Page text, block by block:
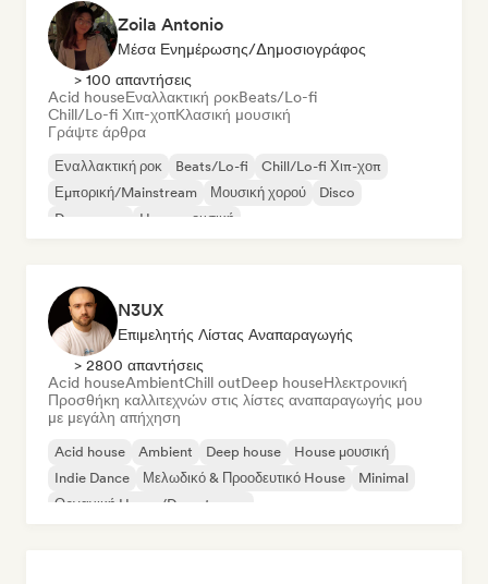
Zoila Antonio
Μέσα Ενημέρωσης/Δημοσιογράφος
> 100 απαντήσεις
Acid houseΕναλλακτική ροκBeats/Lo-fi
Chill/Lo-fi Χιπ-χοπΚλασική μουσική
Γράψτε άρθρα
Εναλλακτική ροκ Beats/Lo-fi
Chill/Lo-fi Χιπ-χοπ
Εμπορική/Mainstream
Μουσική χορού
Disco
Dream pop
House μουσική
N3UX
Επιμελητής Λίστας Αναπαραγωγής
> 2800 απαντήσεις
Acid houseAmbientChill outDeep houseΗλεκτρονική
Προσθήκη καλλιτεχνών στις λίστες αναπαραγωγής μου
με μεγάλη απήχηση
Acid house Ambient Deep house
House μουσική
Indie Dance
Μελωδικό & Προοδευτικό House
Minimal
Οργανική House/Downtempo